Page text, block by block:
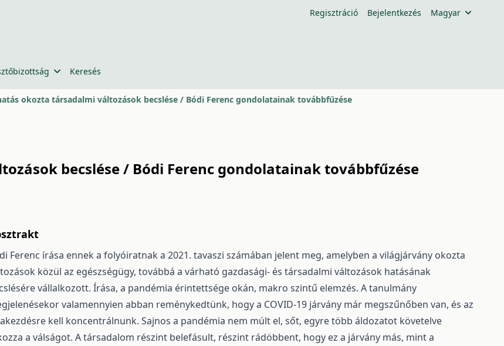
Regisztráció Bejelentkezés Magyar
Keresés
okozta társadalmi változások becslése / Bódi Ferenc gondolatainak továbbfűzése
becslése / Bódi Ferenc gondolatainak továbbfűzése
Ferenc írása ennek a folyóiratnak a 2021. tavaszi számában jelent meg, amelyben a világjárvány okozta
közül az egészségügy, továbbá a várható gazdasági- és társadalmi változások hatásának
vállalkozott. Írása, a pandémia érintettsége okán, makro szintű elemzés. A tanulmány
valamennyien abban reménykedtünk, hogy a COVID-19 járvány már megszűnőben van, és az
kell koncentrálnunk. Sajnos a pandémia nem múlt el, sőt, egyre több áldozatot követelve
a válságot. A társadalom részint belefásult, részint rádöbbent, hogy ez a járvány más, mint a